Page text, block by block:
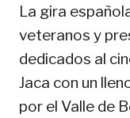
La gira
veteranos y
dedicados al
Jaca con un
por el Valle de